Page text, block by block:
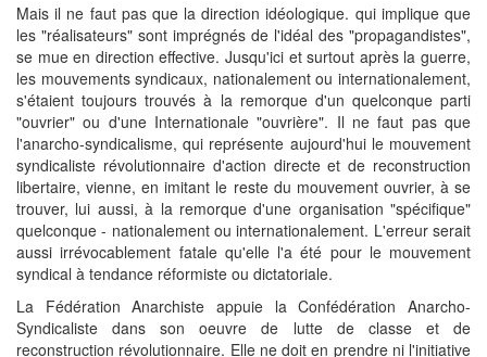
Mais il ne faut pas que la direction idéologique. qui implique que
les "réalisateurs" sont imprégnés de l'idéal des "propagandistes",
se mue en direction effective. Jusqu'ici et surtout après la guerre,
les mouvements syndicaux, nationalement ou internationalement,
s'étaient toujours trouvés à la remorque d'un quelconque parti
"ouvrier" ou d'une Internationale "ouvrière". Il ne faut pas que
l'anarcho-syndicalisme, qui représente aujourd'hui le mouvement
syndicaliste révolutionnaire d'action directe et de reconstruction
libertaire, vienne, en imitant le reste du mouvement ouvrier, à se
trouver, lui aussi, à la remorque d'une organisation "spécifique"
quelconque - nationalement ou internationalement. L'erreur serait
aussi irrévocablement fatale qu'elle l'a été pour le mouvement
syndical à tendance réformiste ou dictatoriale.
La Fédération Anarchiste appuie la Confédération Anarcho-
Syndicaliste dans son oeuvre de lutte de classe et de
reconstruction révolutionnaire. Elle ne doit en prendre ni l'initiative